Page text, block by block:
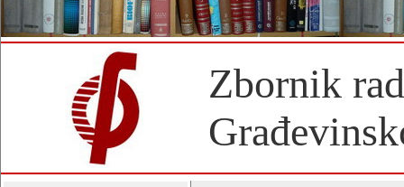
Zbornik